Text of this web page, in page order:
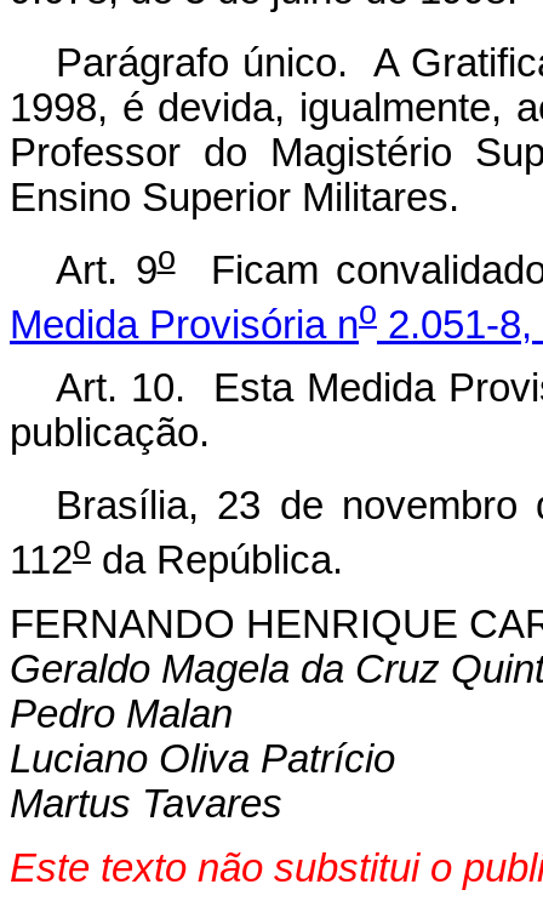
Parágrafo único. A
1998, é devida, igualmente,
Professor do Magistério
Ensino Superior Militares.
Art. 9oFicam
Medida Provisória no 2.051-
Art. 10. Esta Medida
publicação.
Brasília, 23 de novembro
112o da República.
FERNANDO HENRIQUE
Geraldo Magela da Cruz
Pedro Malan
Luciano Oliva Patrício
Martus Tavares
Este texto não substitui o